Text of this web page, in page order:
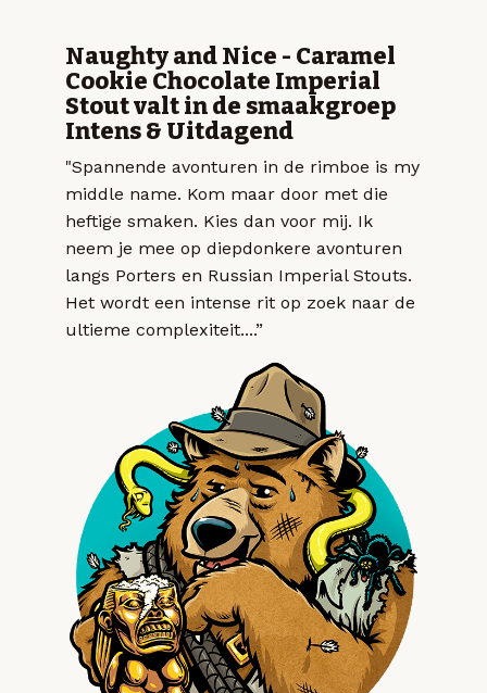
Naughty and Nice - Caramel
Cookie Chocolate Imperial
Stout valt in de smaakgroep
Intens & Uitdagend
"Spannende avonturen in de rimboe is my
middle name. Kom maar door met die
heftige smaken. Kies dan voor mij. Ik
neem je mee op diepdonkere avonturen
langs Porters en Russian Imperial Stouts.
Het wordt een intense rit op zoek naar de
ultieme complexiteit....”